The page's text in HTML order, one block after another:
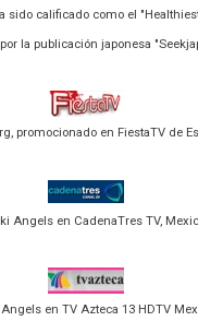
sido calificado como el
la publicación japonesa
promocionado en FiestaTV de
Angels en CadenaTres TV,
en TV Azteca 13 HDTV